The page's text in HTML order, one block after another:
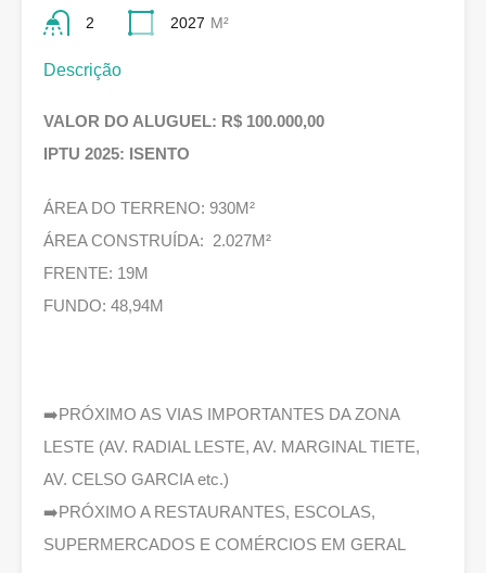
2 2027 M²
Descrição
VALOR DO ALUGUEL: R$ 100.000,00
IPTU 2025: ISENTO
ÁREA DO TERRENO: 930M²
ÁREA CONSTRUÍDA: 2.027M²
FRENTE: 19M
FUNDO: 48,94M
➡️PRÓXIMO AS VIAS IMPORTANTES DA ZONA
LESTE (AV. RADIAL LESTE, AV. MARGINAL TIETE,
AV. CELSO GARCIA etc.)
➡️PRÓXIMO A RESTAURANTES, ESCOLAS,
SUPERMERCADOS E COMÉRCIOS EM GERAL